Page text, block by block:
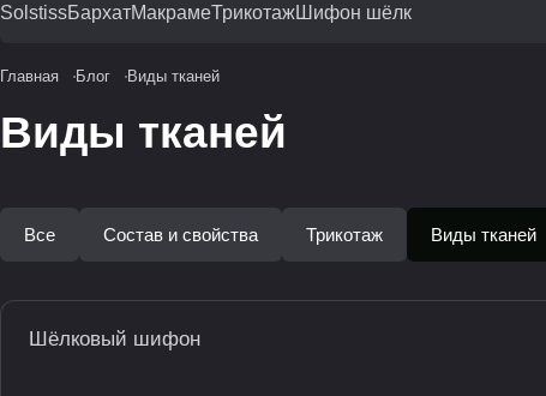
SolstissБархатМакрамеТрикотажШифон шёлк
Главная Блог Виды тканей
Виды тканей
Все Состав и свойства Трикотаж Виды тканей
Виды тканей
Шёлковый шифон